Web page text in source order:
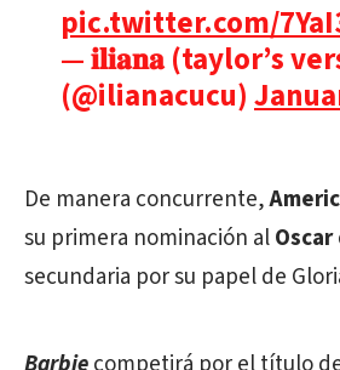
pic.twitter.com/
— 𝐢𝐥𝐢𝐚𝐧𝐚 (taylor’s
(@ilianacucu)
De manera concurrente,
su primera nominación alOscar
secundaria por su papel de